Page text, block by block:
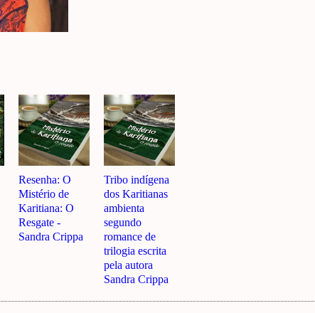
Resenha: O
Mistério de
Karitiana: O
Resgate -
Sandra Crippa
Tribo indígena
dos Karitianas
ambienta
segundo
romance de
trilogia escrita
pela autora
Sandra Crippa